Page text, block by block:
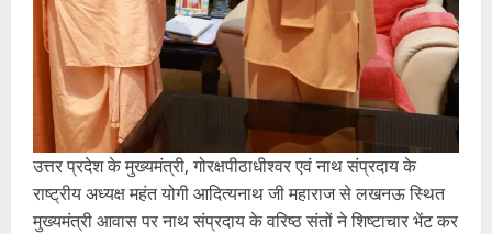
उत्तर प्रदेश के मुख्यमंत्री, गोरक्षपीठाधीश्वर एवं नाथ संप्रदाय के
राष्ट्रीय अध्यक्ष महंत योगी आदित्यनाथ जी महाराज से लखनऊ स्थित
मुख्यमंत्री आवास पर नाथ संप्रदाय के वरिष्ठ संतों ने शिष्टाचार भेंट कर